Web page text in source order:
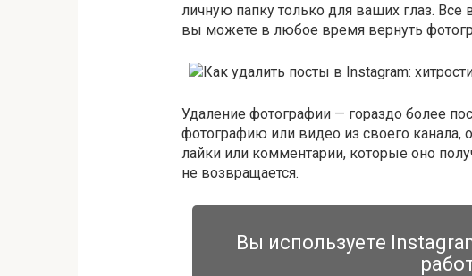
личную папку только для ваших глаз.
вы можете в любое время вернуть
Удаление фотографии — гораздо более
фотографию или видео из своего канала,
лайки или комментарии, которые оно
не возвращается.
Вы используете